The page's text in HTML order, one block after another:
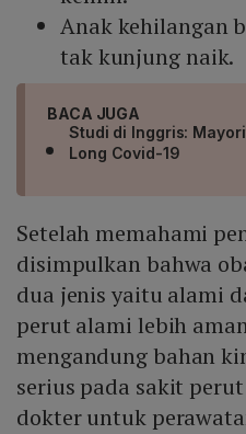
Anak kehilangan
tak kunjung naik.
BACA JUGA
Studi di Inggris:
Long Covid-19
Setelah memahami
disimpulkan bahwa
dua jenis yaitu alami
perut alami lebih
mengandung bahan
serius pada sakit
dokter untuk